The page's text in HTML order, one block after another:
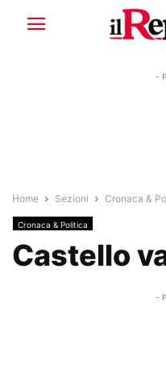
-
Home Sezioni Cronaca &
Cronaca & Politica
Castello
-